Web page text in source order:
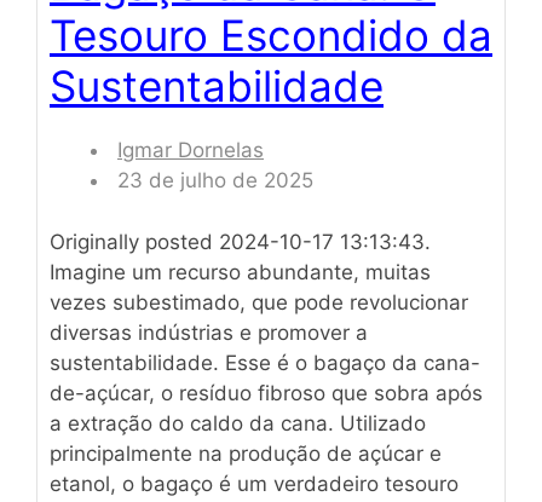
Tesouro Escondido da
Sustentabilidade
Igmar Dornelas
23 de julho de 2025
Originally posted 2024-10-17 13:13:43.
Imagine um recurso abundante, muitas
vezes subestimado, que pode revolucionar
diversas indústrias e promover a
sustentabilidade. Esse é o bagaço da cana-
de-açúcar, o resíduo fibroso que sobra após
a extração do caldo da cana. Utilizado
principalmente na produção de açúcar e
etanol, o bagaço é um verdadeiro tesouro